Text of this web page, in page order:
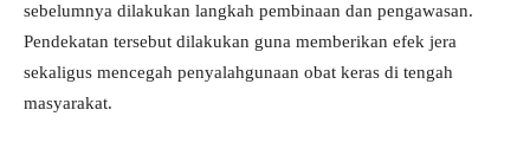
sebelumnya dilakukan langkah pembinaan dan pengawasan.
Pendekatan tersebut dilakukan guna memberikan efek jera
sekaligus mencegah penyalahgunaan obat keras di tengah
masyarakat.